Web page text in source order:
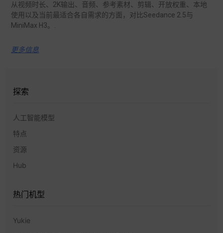
从视频时长、2K输出、音频、参考素材、剪辑、开放权重、本地
使用以及当前最适合各自需求的方面，对比Seedance 2.5与
MiniMax H3。.
更多信息
探索
人工智能模型
特点
资源
Hub
热门机型
Yukie